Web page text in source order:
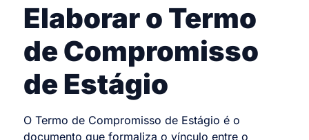
Elaborar o Termo
de Compromisso
de Estágio
O Termo de Compromisso de Estágio é o
documento que formaliza o vínculo entre o